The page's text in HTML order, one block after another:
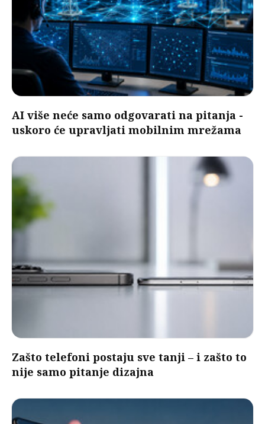
AI više neće samo odgovarati na pitanja -
uskoro će upravljati mobilnim mrežama
Zašto telefoni postaju sve tanji – i zašto to
nije samo pitanje dizajna